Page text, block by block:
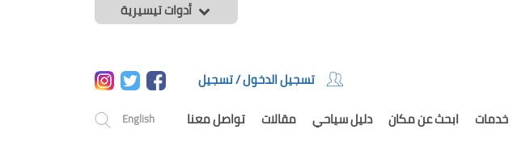
أدوات تيسيرية
تسجيل الدخول / تسجيل
English خدمات ابحث عن مكان دليل سياحي مقالات تواصل معنا